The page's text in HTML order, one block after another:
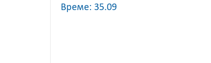
Време: 35.09